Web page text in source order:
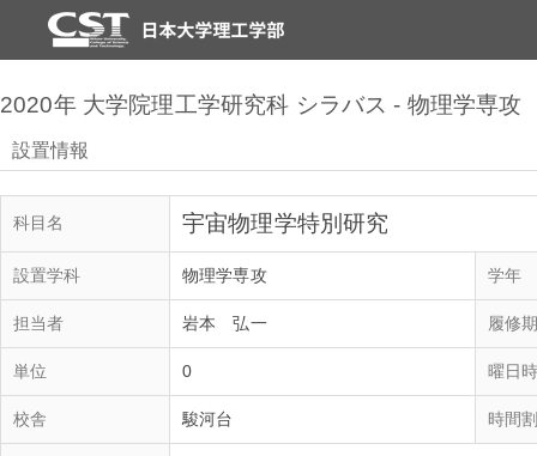
2020年 大学院理工学研究科 シラバス - 物理学専攻
設置情報
科目名 宇宙物理学特別研究
設置学科 物理学専攻 学年
担当者 岩本 弘一 履修
単位 0 曜日
校舎 駿河台 時間